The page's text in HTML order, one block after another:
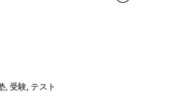
,受験,テスト